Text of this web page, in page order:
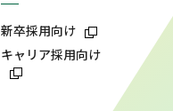
新卒採用向け
キャリア採用向け